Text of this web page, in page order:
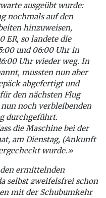
ausgeübt wurde:
nochmals auf den
hinzuweisen,
ER, so landete die
und 06:00 Uhr in
Uhr wieder weg. In
mussten nun aber
abgefertigt und
den nächsten Flug
noch verbleibenden
durchgeführt.
die Maschine bei der
am Dienstag, (Ankunft
wurde.»
ermittelnden
selbst zweifelsfrei schon
mit der Schubumkehr